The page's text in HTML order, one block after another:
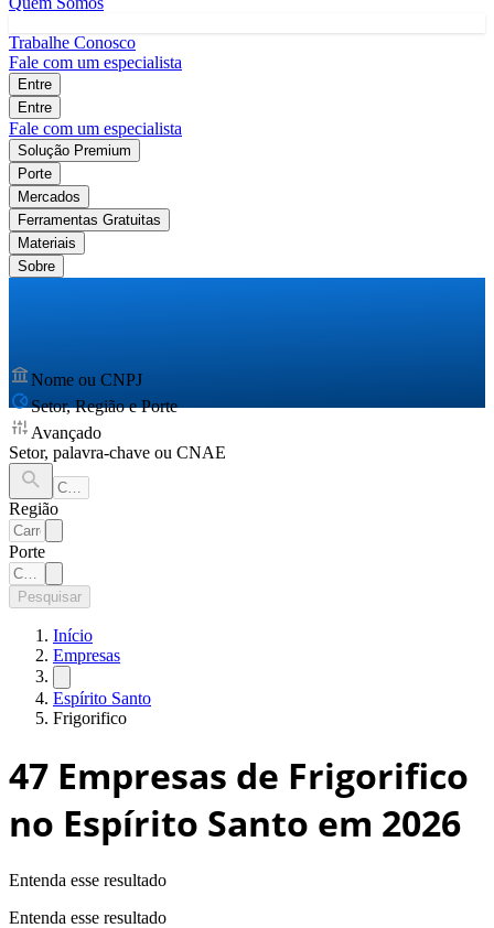
Trabalhe Conosco
Fale com um especialista
Entre
Entre
Fale com um especialista
Solução Premium
Porte
Mercados
Ferramentas Gratuitas
Materiais
Sobre
Nome ou CNPJ
Setor, Região e Porte
Avançado
Setor, palavra-chave ou CNAE
Região
Porte
Pesquisar
Início
Empresas
Espírito Santo
Frigorifico
47 Empresas de Frigorifico
no Espírito Santo em 2026
Entenda esse resultado
Entenda esse resultado